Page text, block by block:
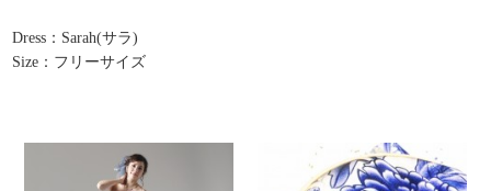
Dress：Sarah(サラ)
Size：フリーサイズ